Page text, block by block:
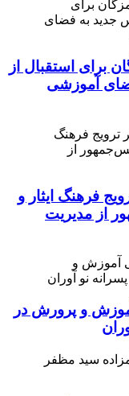
برای استقبال از
فضای آموزشی
فرهنگ ایثار و
از مدیریت
و پرورش در